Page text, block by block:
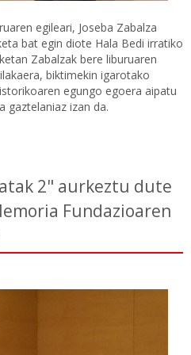
egileari, Joseba Zabalza
bat egin diote Hala Bedi irratiko
Zabalzak bere liburuaren
biktimekin igarotako
egungo egoera aipatu
gaztelaniaz izan da.
2" aurkeztu dute
Fundazioaren